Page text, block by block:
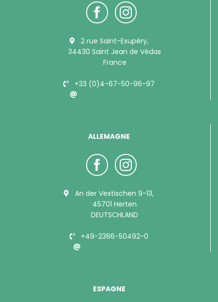
2 rue Saint-Exupéry,
34430 Saint Jean de Védas
France
+33 (0)4-67-50-96-97
ALLEMAGNE
An der Vestischen 9-13,
45701 Herten
DEUTSCHLAND
+49-2366-50492-0
ESPAGNE